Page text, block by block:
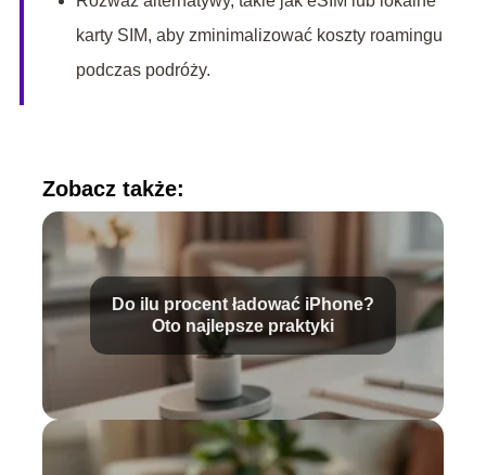
karty SIM, aby zminimalizować koszty roamingu
podczas podróży.
Zobacz także:
Do ilu procent ładować iPhone?
Oto najlepsze praktyki